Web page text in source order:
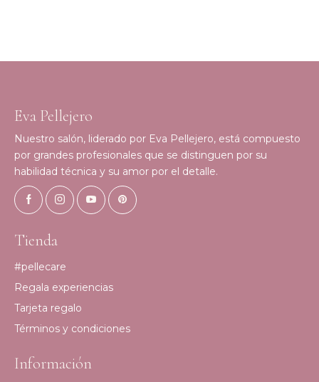
Eva Pellejero
Nuestro salón, liderado por Eva Pellejero, está compuesto
por grandes profesionales que se distinguen por su
habilidad técnica y su amor por el detalle.
Tienda
#pellecare
Regala experiencias
Tarjeta regalo
Términos y condiciones
Información